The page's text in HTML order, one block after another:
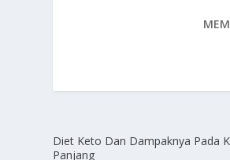
Diet Keto Dan Dampaknya Pada
Panjang